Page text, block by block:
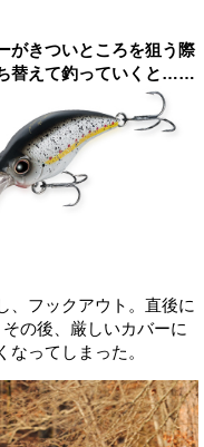
がきついところを狙う際
替えて釣っていくと……
、フックアウト。直後に
の後、厳しいカバーに
ってしまった。